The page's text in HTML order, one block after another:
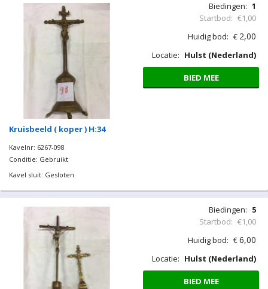
Kruisbeeld ( koper ) H:34
Kavelnr: 6267-098
Conditie: Gebruikt
Kavel sluit: Gesloten
Biedingen: 1
Startbod: €1,00
Huidig bod: € 2,00
Locatie: Hulst (Nederland)
BIED MEE
Biedingen: 5
Startbod: €1,00
Huidig bod: €6,00
Locatie: Hulst (Nederland)
BIED MEE